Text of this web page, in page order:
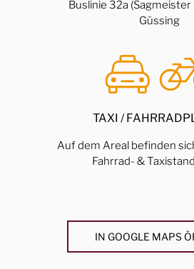
Buslinie 32a (Sagmeister
Güssing
TAXI /
Auf dem Areal befinden
Fahrrad- &
IN GOOGLE MAPS